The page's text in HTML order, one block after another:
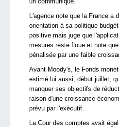
L'agence note que la France a
orientation à sa politique
positive mais juge que
mesures reste floue et note
pénalisée par une faible
Avant Moody's, le Fonds
estimé lui aussi, début juillet,
manquer ses objectifs de
raison d'une croissance
prévu par l'exécutif.
La Cour des comptes avait